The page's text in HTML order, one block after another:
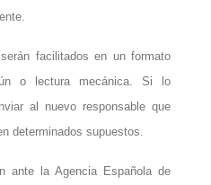
facilitados en un formato
o lectura mecánica. Si lo
al nuevo responsable que
determinados supuestos.
ante la Agencia Española de